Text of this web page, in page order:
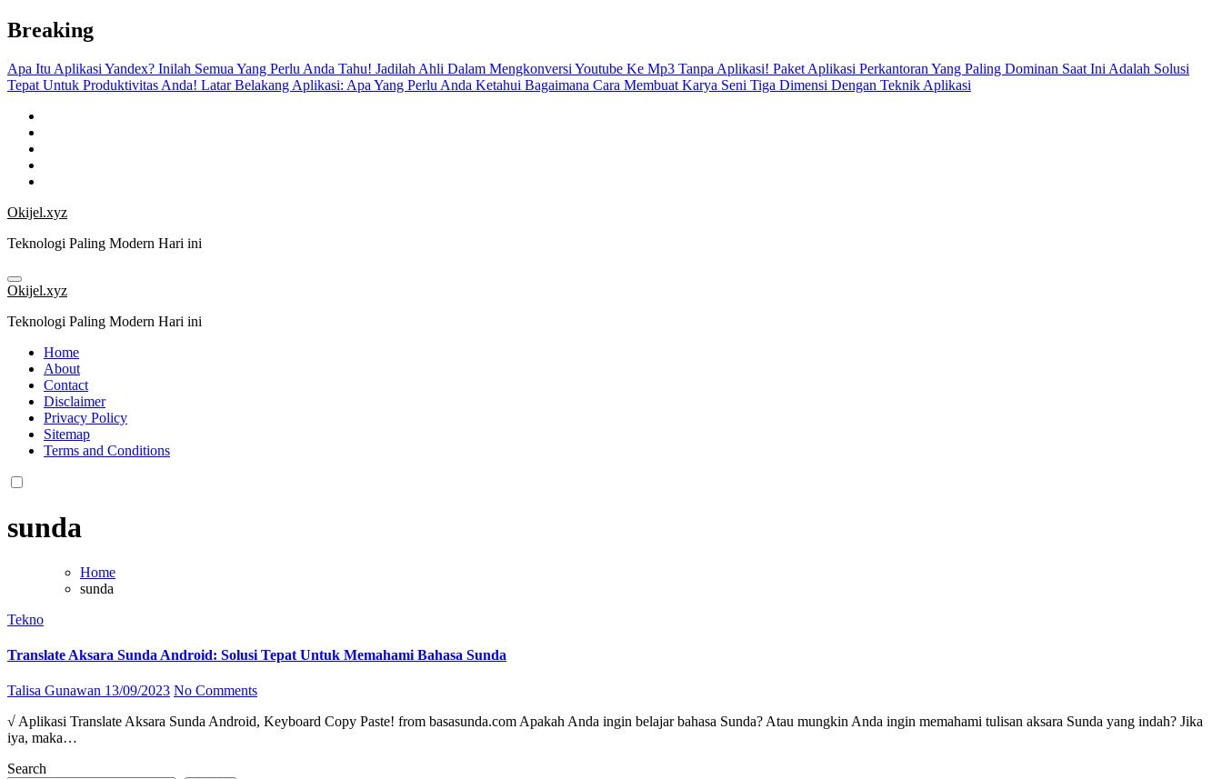
Skip
to
Breaking
Apa Itu Aplikasi Yandex? Inilah Semua Yang Perlu Anda Tahu! Jadilah Ahli Dalam Mengkonversi Youtube Ke Mp3 Tanpa Aplikasi! Paket Aplikasi Perkantoran Yang Paling Dominan Saat Ini Adalah Solusi
Tepat Untuk Produktivitas Anda! Latar Belakang Aplikasi: Apa Yang Perlu Anda Ketahui Bagaimana Cara Membuat Karya Seni Tiga Dimensi Dengan Teknik Aplikasi
Okijel.xyz
Teknologi Paling Modern Hari ini
Okijel.xyz
Teknologi Paling Modern Hari ini
Home
About
Contact
Disclaimer
Privacy Policy
Sitemap
Terms and Conditions
sunda
Home
sunda
Tekno
Translate Aksara Sunda Android: Solusi Tepat Untuk Memahami Bahasa Sunda
Talisa Gunawan 13/09/2023 No Comments
√ Aplikasi Translate Aksara Sunda Android, Keyboard Copy Paste! from basasunda.com Apakah Anda ingin belajar bahasa Sunda? Atau mungkin Anda ingin memahami tulisan aksara Sunda yang indah? Jika
iya, maka…
Search